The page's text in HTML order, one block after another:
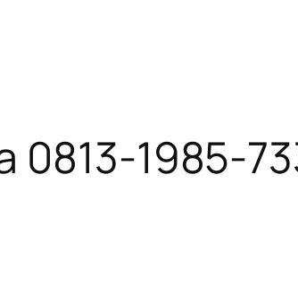
0813-1985-